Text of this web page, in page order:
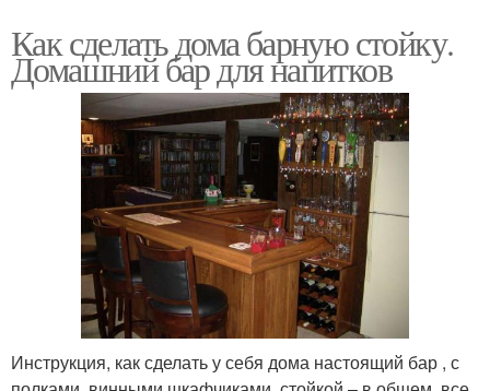
Как сделать дома барную стойку.
Домашний бар для напитков
Инструкция, как сделать у себя дома настоящий бар , с